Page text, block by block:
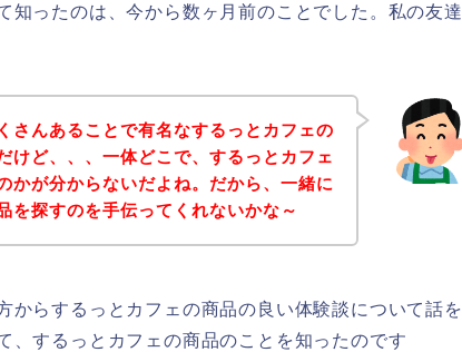
知ったのは、今から数ヶ月前のことでした。私の友達
さんあることで有名なするっとカフェの
けど、、、一体どこで、するっとカフェ
かが分からないだよね。だから、一緒に
を探すのを手伝ってくれないかな～
からするっとカフェの商品の良い体験談について話を
、するっとカフェの商品のことを知ったのです